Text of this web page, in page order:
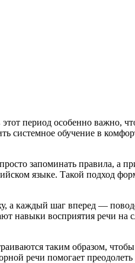
период особенно важно,
системное обучение в
запоминать правила, а
языке. Такой подход
а каждый шаг вперед —
навыки восприятия речи на
таким образом, чтобы
речи помогает преодолеть